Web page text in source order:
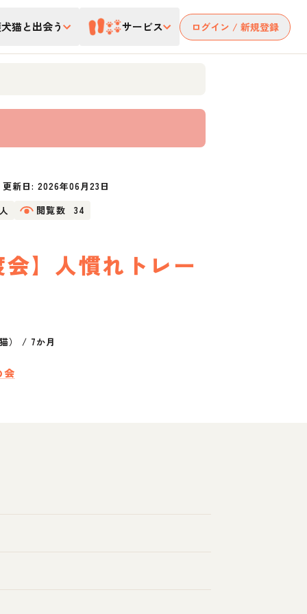
猫と出会う サービス ログイン / 新規登録
更新日: 2026年06月23日
閲覧数 34
】人慣れトレー
） / 7か月
会